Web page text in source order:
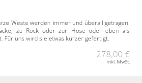
Weste werden immer und überall getragen.
zu Rock oder zur Hose oder eben als
Für uns wird sie etwas kürzer gefertigt.
278,00 €
inkl. MwSt.